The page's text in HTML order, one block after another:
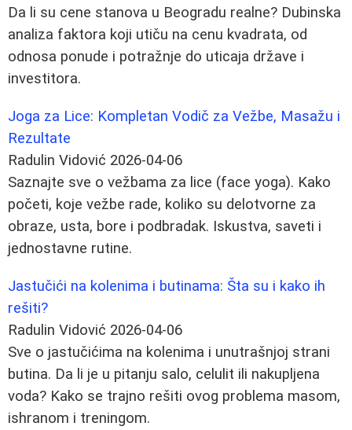
Da li su cene stanova u Beogradu realne? Dubinska
analiza faktora koji utiču na cenu kvadrata, od
odnosa ponude i potražnje do uticaja države i
investitora.
Joga za Lice: Kompletan Vodič za Vežbe, Masažu i
Rezultate
Radulin Vidović 2026-04-06
Saznajte sve o vežbama za lice (face yoga). Kako
početi, koje vežbe rade, koliko su delotvorne za
obraze, usta, bore i podbradak. Iskustva, saveti i
jednostavne rutine.
Jastučići na kolenima i butinama: Šta su i kako ih
rešiti?
Radulin Vidović 2026-04-06
Sve o jastučićima na kolenima i unutrašnjoj strani
butina. Da li je u pitanju salo, celulit ili nakupljena
voda? Kako se trajno rešiti ovog problema masom,
ishranom i treningom.